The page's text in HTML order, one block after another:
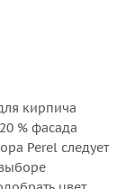
кирпича
% фасада
Perel следует